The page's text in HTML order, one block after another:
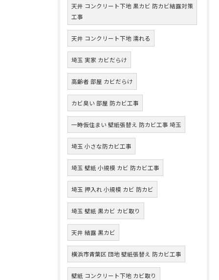
天井 コンクリート下地 黒カビ 防カビ結露対策
工事
天井 コンクリート下地 濡れる
埼玉 実家 カビだらけ
高齢者 部屋 カビだらけ
カビ臭い 部屋 防カビ工事
一時仮住まい 壁紙張替え 防カビ工事 埼玉
埼玉 小さな防カビ工事
埼玉 壁紙 小規模 カビ 防カビ工事
埼玉 押入れ 小規模 カビ 防カビ
埼玉 壁紙 黒カビ カビ取り
天井 結露 黒カビ
横浜市青葉区 団地 壁紙張替え 防カビ工事
壁紙 コンクリート下地 カビ取り